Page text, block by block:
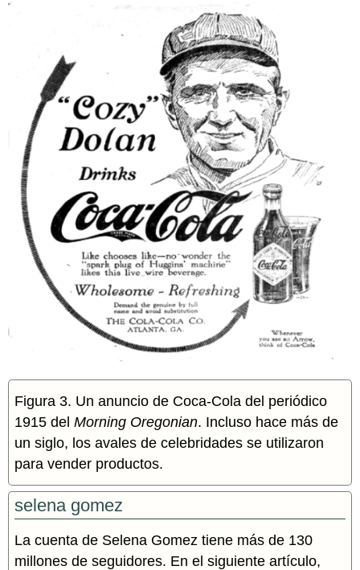
Figura 3. Un anuncio de Coca-Cola del periódico
1915 delMorning Oregonian. Incluso hace más de
un siglo, los avales de celebridades se utilizaron
para vender productos.
selena gomez
La cuenta de Selena Gomez tiene más de 130
millones de seguidores. En el siguiente artículo,